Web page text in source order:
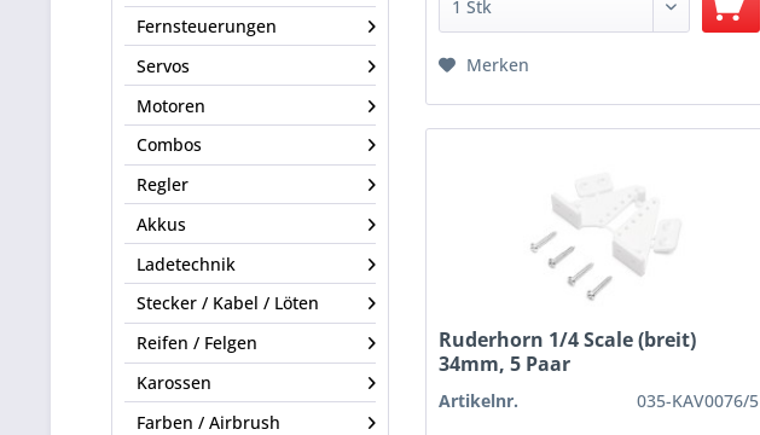
Fernsteuerungen
Servos
Motoren
Combos
Regler
Akkus
Ladetechnik
Stecker / Kabel / Löten
Reifen / Felgen
Karossen
Farben / Airbrush
Merken
Ruderhorn 1/4 Scale (breit)
34mm, 5 Paar
Artikelnr. 035-KAV0076/5